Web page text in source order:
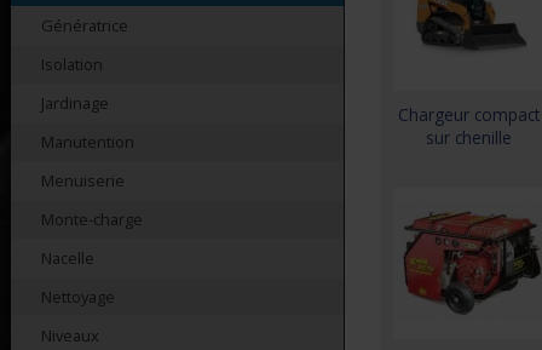
Génératrice
Isolation
Jardinage
Manutention
Menuiserie
Monte-charge
Nacelle
Nettoyage
Niveaux
Chargeur compact
sur chenille